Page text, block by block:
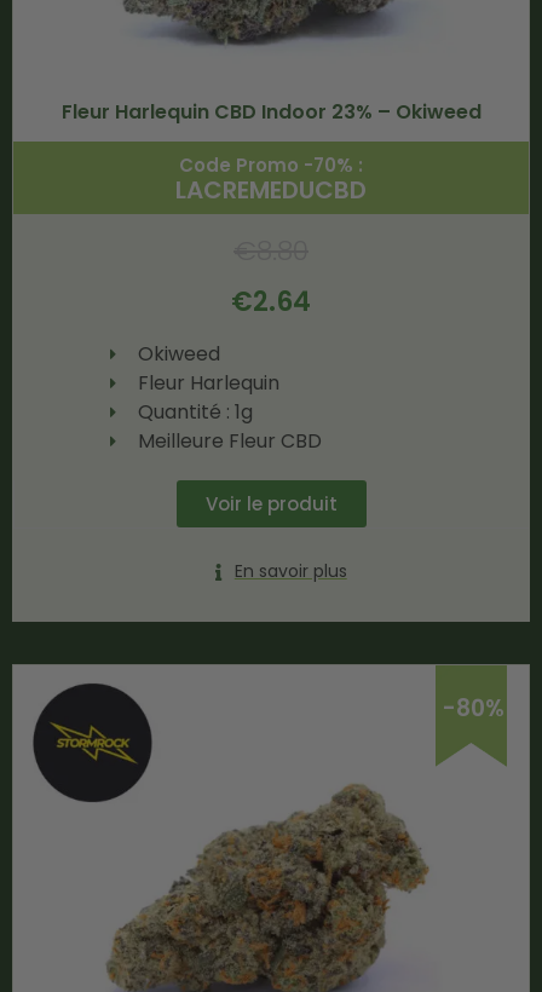
Fleur Harlequin CBD Indoor 23% – Okiweed
Code Promo -70% :
LACREMEDUCBD
€2.64
Okiweed
Fleur Harlequin
Quantité : 1g
Meilleure Fleur CBD
Voir le produit
En savoir plus
-80%